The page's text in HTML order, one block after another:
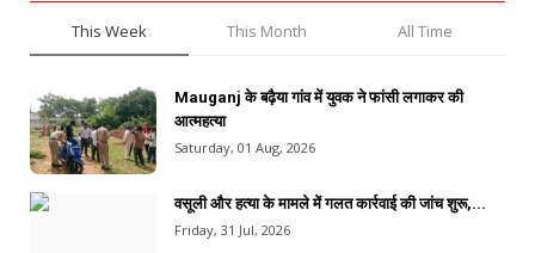
This Week This Month All Time
Mauganj के बढ़ैया गांव में युवक ने फांसी लगाकर की
आत्महत्या
Saturday, 01 Aug, 2026
वसूली और हत्या के मामले में गलत कार्रवाई की जांच शुरू,...
Friday, 31 Jul, 2026